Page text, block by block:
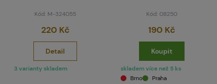
Kód: M-324055
220 Kč
Detail
3 varianty skladem
Kód: 08250
190 Kč
Koupit
skladem více než 5 ks
Brno
Praha